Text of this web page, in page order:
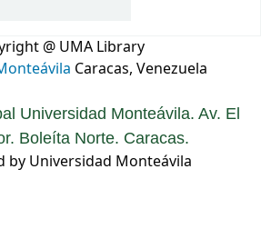
@ UMA Library
Caracas, Venezuela
Universidad Monteávila. Av. El
Boleíta Norte. Caracas.
by Universidad Monteávila